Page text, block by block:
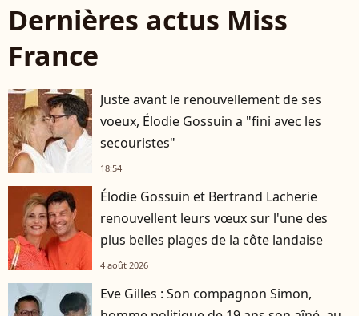
Dernières actus Miss
France
Juste avant le renouvellement de ses
voeux, Élodie Gossuin a "fini avec les
secouristes"
18:54
Élodie Gossuin et Bertrand Lacherie
renouvellent leurs vœux sur l'une des
plus belles plages de la côte landaise
4 août 2026
Eve Gilles : Son compagnon Simon,